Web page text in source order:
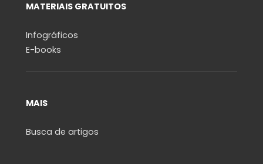
MATERIAIS GRATUITOS
Infográficos
E-books
MAIS
Busca de artigos